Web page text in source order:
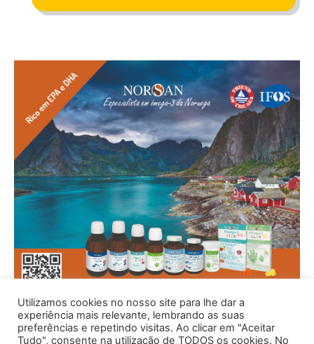
Utilizamos cookies no nosso site para lhe dar a
experiência mais relevante, lembrando as suas
preferências e repetindo visitas. Ao clicar em "Aceitar
Tudo", consente na utilização de TODOS os cookies. No